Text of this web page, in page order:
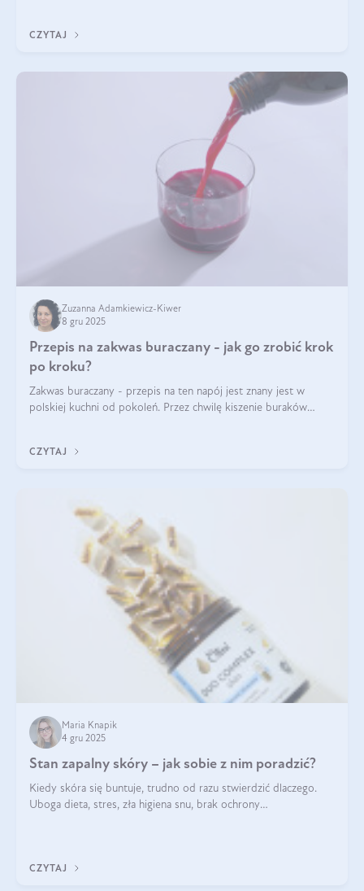
CZYTAJ
Zuzanna Adamkiewicz-Kiwer
8 gru 2025
Przepis na zakwas buraczany - jak go zrobić krok
po kroku?
Zakwas buraczany - przepis na ten napój jest znany jest w
polskiej kuchni od pokoleń. Przez chwilę kiszenie buraków
CZYTAJ
Maria Knapik
4 gru 2025
Stan zapalny skóry – jak sobie z nim poradzić?
Kiedy skóra się buntuje, trudno od razu stwierdzić dlaczego.
Uboga dieta, stres, zła higiena snu, brak ochrony
CZYTAJ